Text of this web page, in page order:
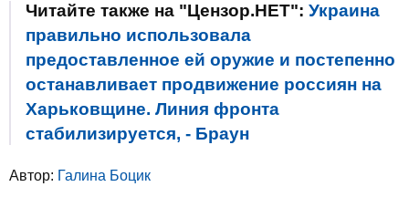
Читайте также на "Цензор.НЕТ": Украина
правильно использовала
предоставленное ей оружие и постепенно
останавливает продвижение россиян на
Харьковщине. Линия фронта
стабилизируется, - Браун
Автор: Галина Боцик